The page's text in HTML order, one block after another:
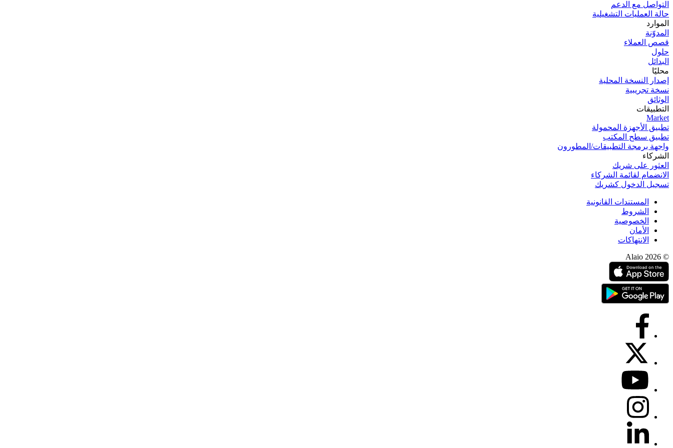
التواصل مع الدعم
حالة العمليات التشغيلية
الموارد
المدوّنة
قصص العملاء
حلول
البدائل
محليًا
إصدار النسخة المحلية
نسخة تجریبیة
الوثائق
التطبيقات
Market
تطبيق الأجهزة المحمولة
تطبيق سطح المكتب
واجهة برمجة التطبيقات/المطورون
الشركاء
العثور على شريك
الانضمام لقائمة الشركاء
تسجيل الدخول كشريك
المستندات القانونية
الشروط
الخصوصية
الأمان
الانتهاكات
© 2026 Alaio